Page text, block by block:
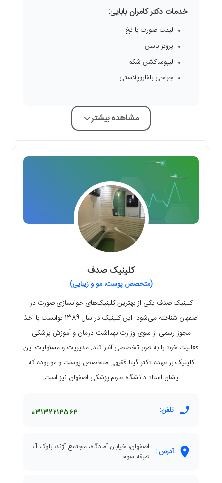
خدمات دکتر کامران بابایی:
لیفت صورت با نخ
پروتز باسن
لیپوساکشن شکم
جراحی بلفاروپلاستی
مشاهده بیشتر
کلینیک صدف
(متخصص پوست، مو و زیبایی)
کلینیک صدف یکی از بهترین کلینیک‌های جوانسازی صورت در
اصفهان شناخته می‌شود. این کلینیک در سال 1389 توانست با اخذ
مجوز رسمی از سوی وزارت بهداشت درمان و آموزش پزشکی
فعالیت خود را به طور تخصصی آغاز کند. مدیریت و مسئولیت این
کلینیک بر عهده دکتر گیتا فقیهی متخصص پوست و مو بوده که
ایشان استاد دانشگاه علوم پزشکی اصفهان نیز است.
تلفن: 03132214564
آدرس : اصفهان، خیابان آمادگاه، مجتمع آژند، بلوک آ ،
طبقه سوم